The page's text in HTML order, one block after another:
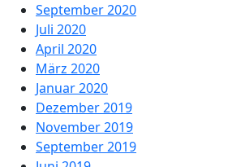
September 2020
Juli 2020
April 2020
März 2020
Januar 2020
Dezember 2019
November 2019
September 2019